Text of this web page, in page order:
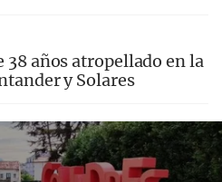
años atropellado en la
y Solares